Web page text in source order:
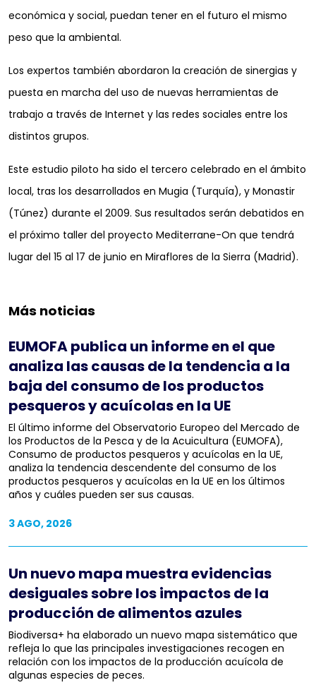
económica y social, puedan tener en el futuro el mismo
peso que la ambiental.
Los expertos también abordaron la creación de sinergias y
puesta en marcha del uso de nuevas herramientas de
trabajo a través de Internet y las redes sociales entre los
distintos grupos.
Este estudio piloto ha sido el tercero celebrado en el ámbito
local, tras los desarrollados en Mugia (Turquía), y Monastir
(Túnez) durante el 2009. Sus resultados serán debatidos en
el próximo taller del proyecto Mediterrane-On que tendrá
lugar del 15 al 17 de junio en Miraflores de la Sierra (Madrid).
Más noticias
EUMOFA publica un informe en el que
analiza las causas de la tendencia a la
baja del consumo de los productos
pesqueros y acuícolas en la UE
El último informe del Observatorio Europeo del Mercado de
los Productos de la Pesca y de la Acuicultura (EUMOFA),
Consumo de productos pesqueros y acuícolas en la UE,
analiza la tendencia descendente del consumo de los
productos pesqueros y acuícolas en la UE en los últimos
años y cuáles pueden ser sus causas.
3 AGO, 2026
Un nuevo mapa muestra evidencias
desiguales sobre los impactos de la
producción de alimentos azules
Biodiversa+ ha elaborado un nuevo mapa sistemático que
refleja lo que las principales investigaciones recogen en
relación con los impactos de la producción acuícola de
algunas especies de peces.